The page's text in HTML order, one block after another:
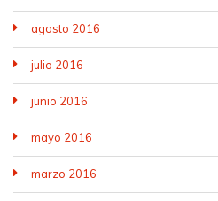
agosto 2016
julio 2016
junio 2016
mayo 2016
marzo 2016